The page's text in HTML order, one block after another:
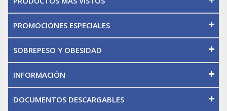
PROMOCIONES ESPECIALES
SOBREPESO Y OBESIDAD
INFORMACIÓN
DOCUMENTOS DESCARGABLES